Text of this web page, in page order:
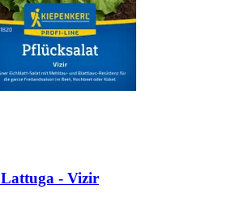
Lattuga -​ Vizir